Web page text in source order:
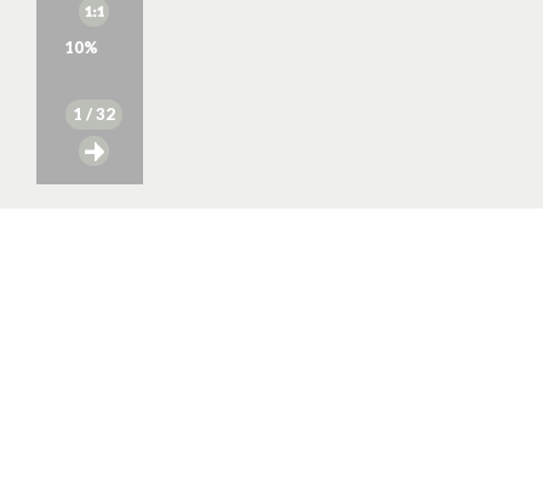
10%
1 / 32